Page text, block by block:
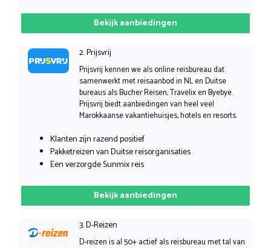
Bekijk aanbiedingen
2. Prijsvrij
Prijsvrij kennen we als online reisbureau dat
samenwerkt met reisaanbod in NL en Duitse
bureaus als Bucher Reisen, Travelix en Byebye.
Prijsvrij biedt aanbiedingen van heel veel
Marokkaanse vakantiehuisjes, hotels en resorts.
Klanten zijn razend positief
Pakketreizen van Duitse reisorganisaties
Een verzorgde Sunmix reis
Bekijk aanbiedingen
3. D-Reizen
D-reizen is al 50+ actief als reisbureau met tal van